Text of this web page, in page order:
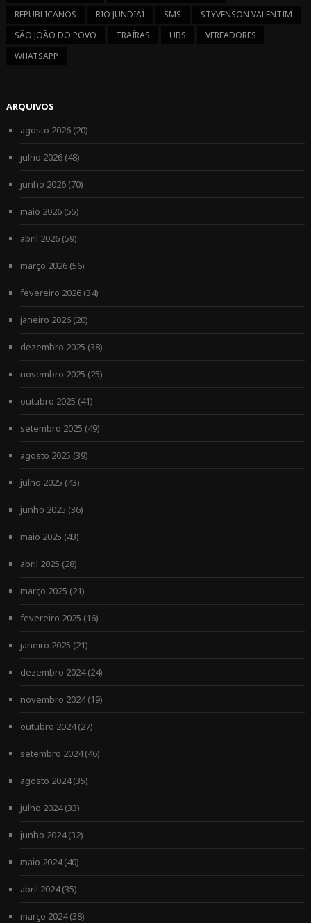
REPUBLICANOS
RIO JUNDIAÍ SMS
STYVENSON VALENTIM
SÃO JOÃO DO POVO
TRAÍRAS UBS
VEREADORES
WHATSAPP
ARQUIVOS
agosto 2026(20)
julho 2026(48)
junho 2026(70)
maio 2026(55)
abril 2026(59)
março 2026(56)
fevereiro 2026(34)
janeiro 2026(20)
dezembro 2025 (38)
novembro 2025 (25)
outubro 2025 (41)
setembro 2025 (49)
agosto 2025 (39)
julho 2025 (43)
junho 2025 (36)
maio 2025 (43)
abril 2025 (28)
março 2025 (21)
fevereiro 2025 (16)
janeiro 2025 (21)
dezembro 2024(24)
novembro 2024(19)
outubro 2024(27)
setembro 2024(46)
agosto 2024(35)
julho 2024(33)
junho 2024(32)
maio 2024(40)
abril 2024(35)
março 2024(38)